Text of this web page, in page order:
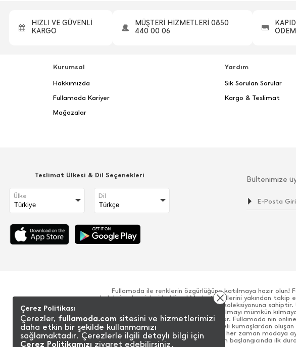
HIZLI VE GÜVENLİ
KARGO
MÜŞTERİ HİZMETLERİ 0850
440 00 06
Kurumsal
Hakkımızda
Fullamoda Kariyer
Mağazalar
Yardım
Sık Sorulan Sorular
Kargo & Teslimat
Teslimat Ülkesi & Dil Seçenekleri
Ülke Dil
Bültenimize
Fullamoda ile renklerin özgürlüğüne katılmaya hazır olun!
koleksiyonlar sizleri bekliyor! Moda trendlerini yakından
pantolon, tişört gibi yüzlerce zengin ürün koleksiyonuna
iddialı ürünler ile her zaman rahat ve şık olmayı mümkün
alışveriş sitesinde beğenilerinize sunuluyor. Fullamoda nın
koleksiyonuna sahip, çok sayıda kaliteli kumaşlardan
kamaştırıcı olmanızı sağlayan Fullamoda her zaman
silüetler ile sizi sınırsız kılıyor. Yeni mevsim başlangıcında ilk
Çerez Politikası
Çerezler, fullamoda.com sitesini ve hizmetlerimizi
daha etkin bir şekilde kullanmamızı
sağlamaktadır. Çerezlerle ilgili detaylı bilgi için
Çerez Politikamızı ziyaret edebilirsiniz.